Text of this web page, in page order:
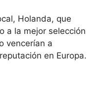
Holanda, que
a la mejor selección
vencerían a
en Europa.